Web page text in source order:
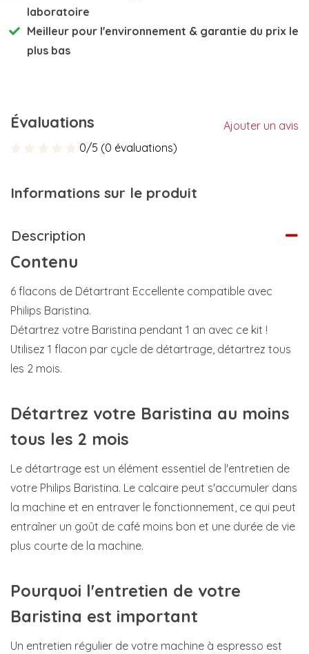
laboratoire
Meilleur pour l'environnement & garantie du prix le
plus bas
Évaluations
Ajouter un avis
0/5 (0 évaluations)
Informations sur le produit
Description
Contenu
6 flacons de Détartrant Eccellente compatible avec
Philips Baristina.
Détartrez votre Baristina pendant 1 an avec ce kit !
Utilisez 1 flacon par cycle de détartrage, détartrez tous
les 2 mois.
Détartrez votre Baristina au moins
tous les 2 mois
Le détartrage est un élément essentiel de l'entretien de
votre Philips Baristina. Le calcaire peut s'accumuler dans
la machine et en entraver le fonctionnement, ce qui peut
entraîner un goût de café moins bon et une durée de vie
plus courte de la machine.
Pourquoi l'entretien de votre
Baristina est important
Un entretien régulier de votre machine à espresso est